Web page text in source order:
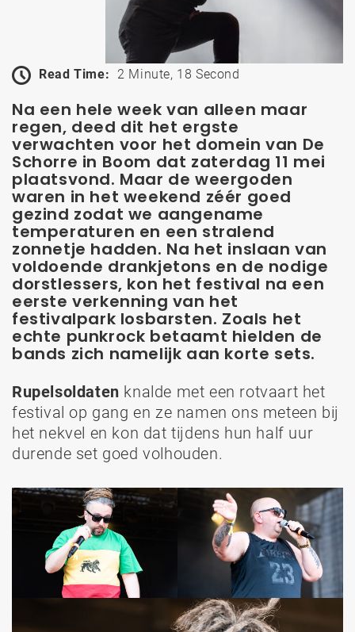
Read Time: 2 Minute, 18 Second
Na een hele week van alleen maar
regen, deed dit het ergste
verwachten voor het domein van De
Schorre in Boom dat zaterdag 11 mei
plaatsvond. Maar de weergoden
waren in het weekend zéér goed
gezind zodat we aangename
temperaturen en een stralend
zonnetje hadden. Na het inslaan van
voldoende drankjetons en de nodige
dorstlessers, kon het festival na een
eerste verkenning van het
festivalpark losbarsten. Zoals het
echte punkrock betaamt hielden de
bands zich namelijk aan korte sets.
Rupelsoldaten knalde met een rotvaart het
festival op gang en ze namen ons meteen bij
het nekvel en kon dat tijdens hun half uur
durende set goed volhouden.